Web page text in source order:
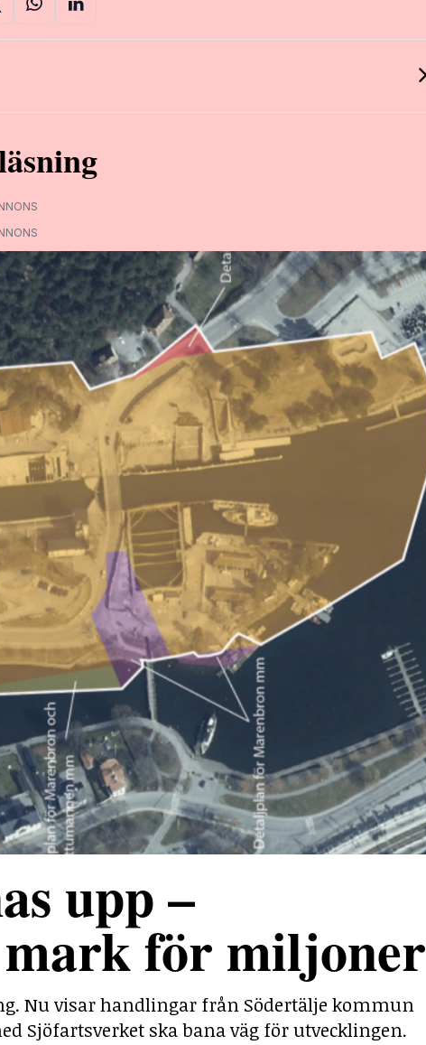
upp –
för miljoner
Nu visar handlingar från Södertälje kommun
Sjöfartsverket ska bana väg för utvecklingen.